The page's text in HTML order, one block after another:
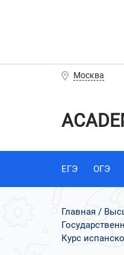
Москва
ЕГЭ ОГЭ
Главная
Курс